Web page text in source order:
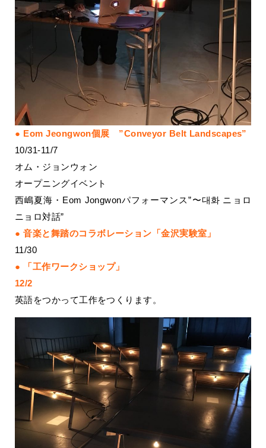
Eom Jeongwon個展 ”Conveyor Belt Landscapes”
10/31-11/7
オム・ジョンウォン
オープニングイベント
西嶋夏海・Eom Jongwonパフォーマンス”〜대화 ニョロ
ニョロ対話”
音楽と舞踏のコラボレーション「金沢実験室」
11/30
「工作ワークショップ」
12/2
英語をつかって工作をつくります。